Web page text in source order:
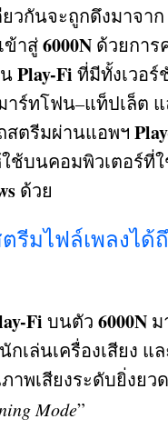
วกันจะถูกดึงมาจาก
ข้าสู่6000N ด้วยการ
Play-Fi ที่มีทั้งเวอร์
าร์ทโฟน–แท็ปเล็ต
สตรีมผ่านแอพฯ
ช้บนคอมพิวเตอร์ที่
ด้วย
รีมไฟล์เพลงได้
Fi บนตัว 6000N
กเล่นเครื่องเสียง แ
าพเสียงระดับยิ่งย
Mode”